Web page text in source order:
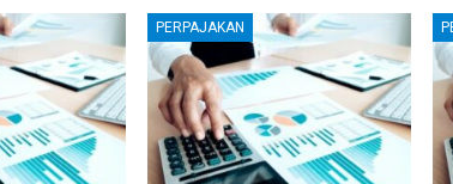
PERPAJAKAN